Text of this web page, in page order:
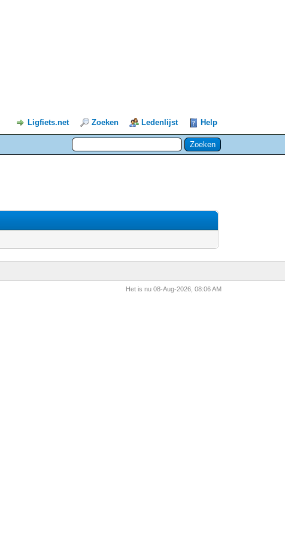
Ligfiets.net Zoeken Ledenlijst Help
Het is nu 08-Aug-2026, 08:06 AM